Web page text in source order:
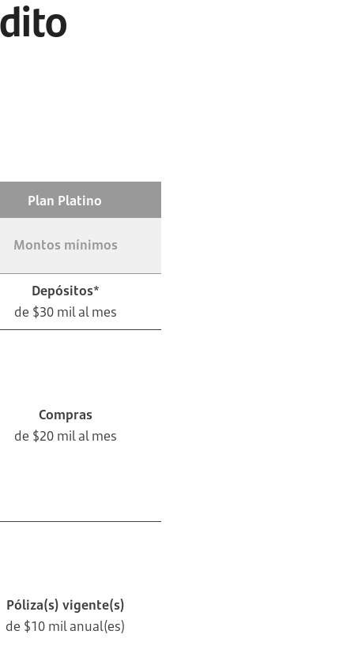
Plan Platino
Montos mínimos
Depósitos*
de $30 mil al mes
Compras
de $20 mil al mes
Póliza(s) vigente(s)
de $10 mil anual(es)